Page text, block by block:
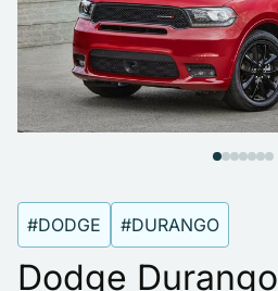
#DODGE #DURANGO
Dodge Durango